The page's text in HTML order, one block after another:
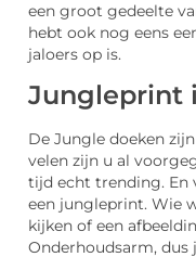
een groot gedeelte
hebt ook nog eens
jaloers op is.
Jungleprint
De Jungle doeken
velen zijn u al
tijd echt trending. En
een jungleprint. Wie
kijken of een
Onderhoudsarm, dus